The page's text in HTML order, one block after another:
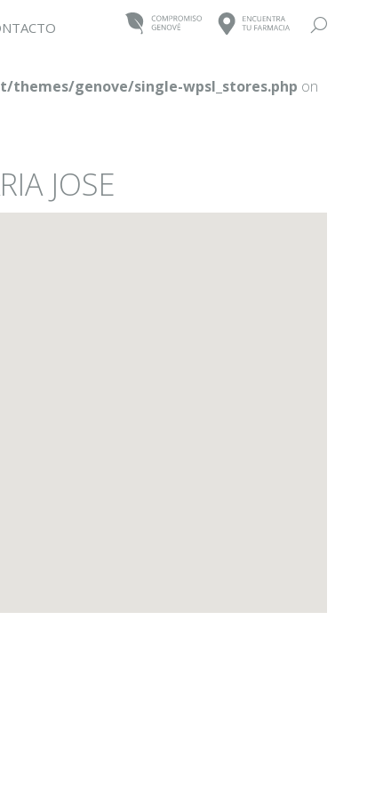
Buscar:
genove/single-wpsl_stores.php on
JOSE